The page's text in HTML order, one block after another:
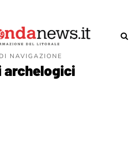
NAVIGAZIONE
archelogici